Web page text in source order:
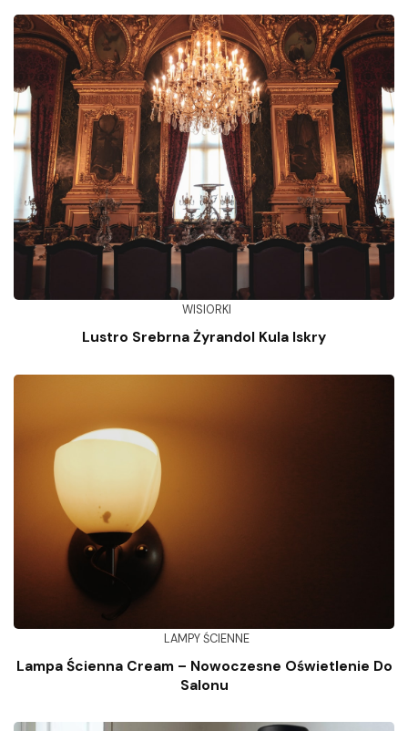
WISIORKI
Lustro Srebrna Żyrandol Kula Iskry
LAMPY ŚCIENNE
Lampa Ścienna Cream – Nowoczesne Oświetlenie Do
Salonu